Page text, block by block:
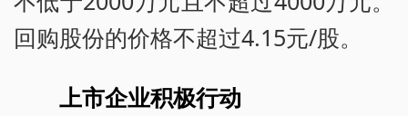
回购股份的价格不超过4.15元/股。
上市企业积极行动